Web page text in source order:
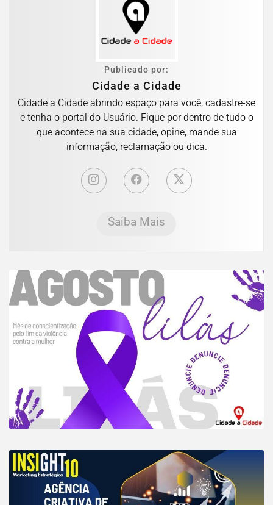
Publicado por:
Cidade a Cidade
Cidade a Cidade abrindo espaço para você, cadastre-se
e tenha o portal do Usuário. Fique por dentro de tudo o
que acontece na sua cidade, opine, mande sua
informação, reclamação ou dica.
Saiba Mais